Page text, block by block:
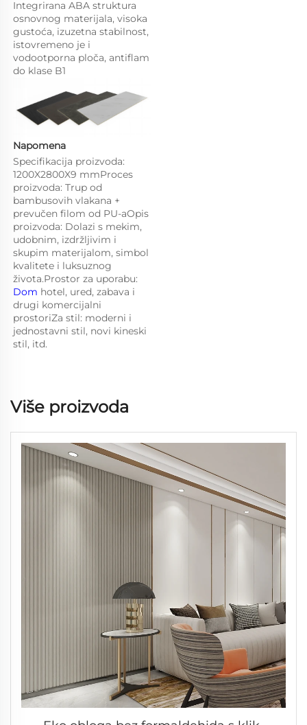
Integrirana ABA struktura
osnovnog materijala, visoka
gustoća, izuzetna stabilnost,
istovremeno je i
vodootporna ploča, antiflam
do klase B1
Napomena
Specifikacija proizvoda:
1200X2800X9 mmProces
proizvoda: Trup od
bambusovih vlakana +
prevučen filom od PU-aOpis
proizvoda: Dolazi s mekim,
udobnim, izdržljivim i
skupim materijalom, simbol
kvalitete i luksuznog
Dom hotel, ured, zabava i
drugi komercijalni
prostoriZa stil: moderni i
jednostavni stil, novi kineski
stil, itd.
Više proizvoda